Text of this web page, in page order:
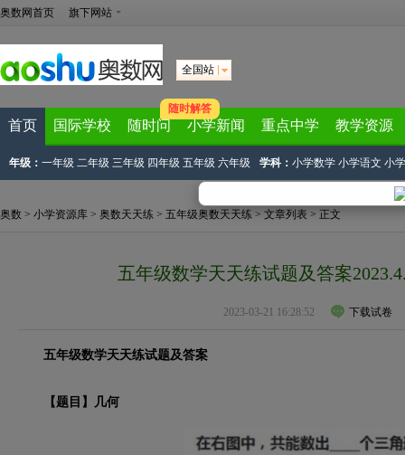
奥数网首页 旗下网站
全国站
首页 国际学校 随时问
随时解答
小学新闻 重点中学 教学资源
年级： 一年级 二年级 三年级 四年级 五年级 六年级 学科： 小学数学 小学语文 小
奥数 > 小学资源库 > 奥数天天练 > 五年级奥数天天练 > 文章列表 > 正文
五年级数学天天练试题及答案
2023-03-21 16:28:52 下载试卷
五年级数学天天练试题及答案
【题目】几何